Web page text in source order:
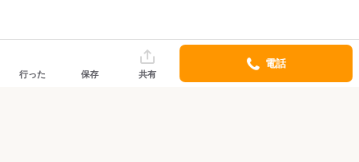
行った 保存 共有
電話